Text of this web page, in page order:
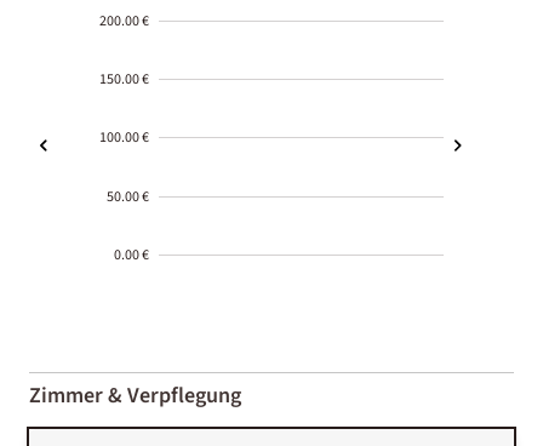
200.00 €
150.00 €
100.00 €
50.00 €
0.00 €
01-02
Zimmer & Verpflegung